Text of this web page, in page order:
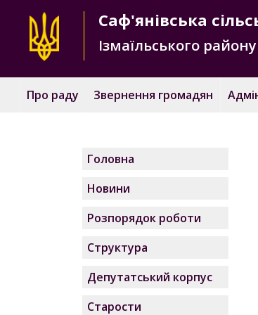
Саф'янівська
Ізмаїльського району
Про раду Звернення громадян
Головна
Новини
Розпорядок роботи
Структура
Депутатський корпус
Старости